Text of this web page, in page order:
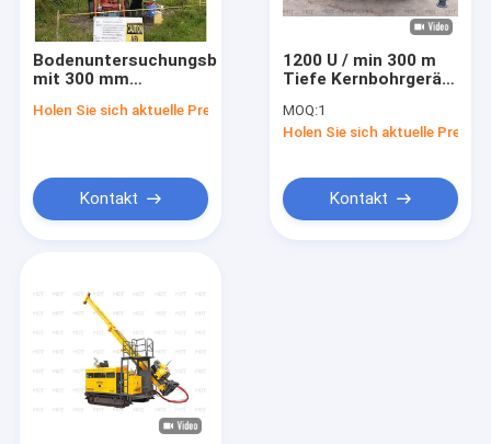
Bodenuntersuchungsbohrmaschine
mit 300 mm
Bergbauerkundung
Holen Sie sich aktuelle Preis
Kontakt
1200 U / min 300 m
Tiefe Kernbohrgerät
Tragbar
MOQ:1
Holen Sie sich aktuelle Preis
Kontakt